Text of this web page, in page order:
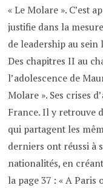
« Le Molare ». C’est
justifie dans la
de leadership au sein
Des chapitres II au
l’adolescence de
Molare ». Ses crises
France. Il y retrouve
qui partagent les
derniers ont réussi à
nationalités, en
la page 37 : « A